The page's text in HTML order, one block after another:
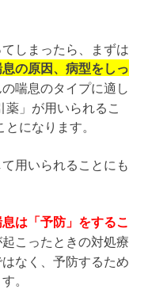
しまったら、まずは
の原因、病型をしっ
喘息のタイプに適し
」が用いられるこ
になります。
用いられることにも
は「予防」をするこ
こったときの対処療
なく、予防するため
。